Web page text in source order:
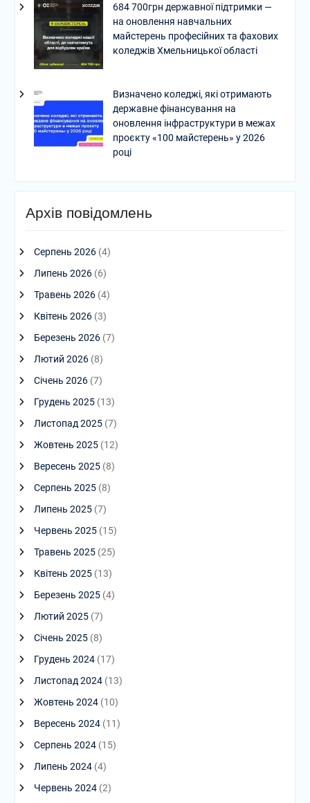
684 700грн державної підтримки —
на оновлення навчальних
майстерень професійних та фахових
коледжів Хмельницької області
Визначено коледжі, які отримають
державне фінансування на
оновлення інфраструктури в межах
проєкту «100 майстерень» у 2026
році
Архів повідомлень
Серпень 2026(4)
Липень 2026(6)
Травень 2026(4)
Квітень 2026(3)
Березень 2026(7)
Лютий 2026(8)
Січень 2026(7)
Грудень 2025(13)
Листопад 2025(7)
Жовтень 2025(12)
Вересень 2025(8)
Серпень 2025(8)
Липень 2025(7)
Червень 2025(15)
Травень 2025(25)
Квітень 2025(13)
Березень 2025(4)
Лютий 2025(7)
Січень 2025(8)
Грудень 2024(17)
Листопад 2024(13)
Жовтень 2024(10)
Вересень 2024(11)
Серпень 2024(15)
Липень 2024(4)
Червень 2024(2)